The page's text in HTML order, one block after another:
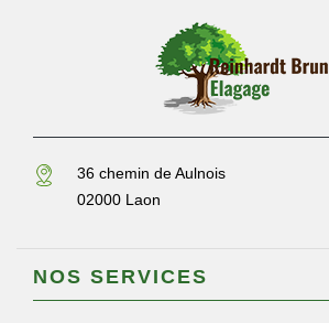
36 chemin de Aulnois
02000 Laon
NOS SERVICES